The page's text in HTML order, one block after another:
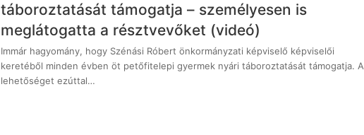
táboroztatását támogatja – személyesen is
meglátogatta a résztvevőket (videó)
Immár hagyomány, hogy Szénási Róbert önkormányzati képviselő képviselői
keretéből minden évben öt petőfitelepi gyermek nyári táboroztatását támogatja. A
lehetőséget ezúttal…